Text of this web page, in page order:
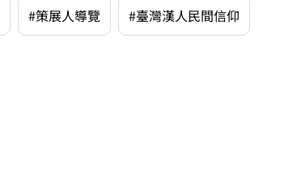
#策展人導覽 #臺灣漢人民間信仰